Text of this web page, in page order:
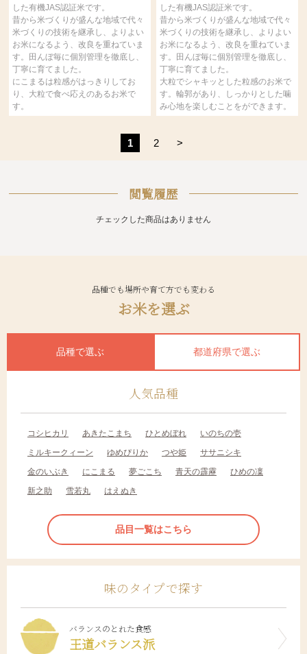
した有機JAS認証米です。
昔から米づくりが盛んな地域で代々
米づくりの技術を継承し、よりよい
お米になるよう、改良を重ねていま
す。田んぼ毎に個別管理を徹底し、
丁寧に育てました。
にこまるは粒感がはっきりしてお
り、大粒で食べ応えのあるお米で
す。
した有機JAS認証米です。
昔から米づくりが盛んな地域で代々
米づくりの技術を継承し、よりよい
お米になるよう、改良を重ねていま
す。田んぼ毎に個別管理を徹底し、
丁寧に育てました。
大粒でシャキッとした粒感のお米で
す。輪郭があり、しっかりとした噛
み心地を楽しむことをができます。
1 2 >
閲覧履歴
チェックした商品はありません
品種でも場所や育て方でも変わる
お米を選ぶ
品種で選ぶ 都道府県で選ぶ
人気品種
コシヒカリ あきたこまち ひとめぼれ
いのちの壱
ミルキークィーン
ゆめぴりか つや姫
ササニシキ
金のいぶき
にこまる 夢ごこち 青天の霹靂
ひめの凜
新之助
雪若丸 はえぬき
品目一覧はこちら
味のタイプで探す
バランスのとれた食感
王道バランス派